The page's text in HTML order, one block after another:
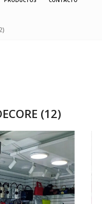
(12)